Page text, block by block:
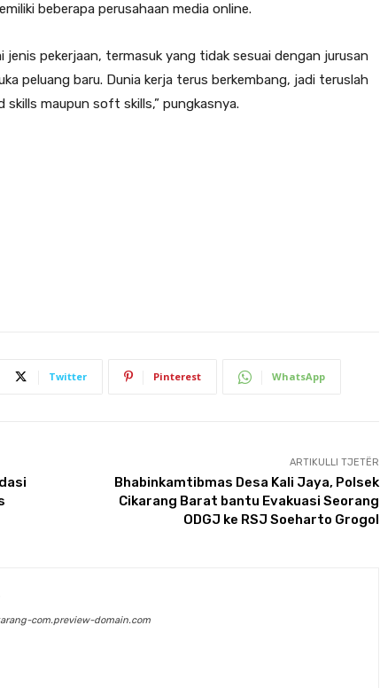
beberapa perusahaan media online.
pekerjaan, termasuk yang tidak sesuai dengan jurusan
peluang baru. Dunia kerja terus berkembang, jadi teruslah
skills maupun soft skills,” pungkasnya.
Twitter Pinterest WhatsApp
ARTIKULLI TJETËR
Bhabinkamtibmas Desa Kali Jaya, Polsek
Cikarang Barat bantu Evakuasi Seorang
ODGJ ke RSJ Soeharto Grogol
com.preview-domain.com